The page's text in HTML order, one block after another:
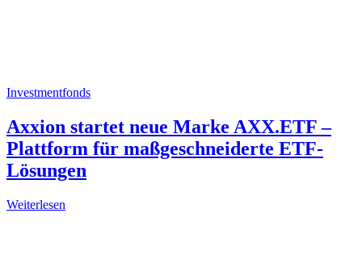
Investmentfonds
Axxion startet neue Marke AXX.ETF –
Plattform für maßgeschneiderte ETF-
Lösungen
Weiterlesen